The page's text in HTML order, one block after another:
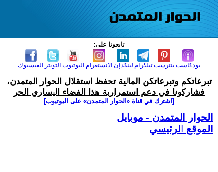
تابعونا على:
الفيسبوك التويتر اليوتيوب الانستغرام لينكدإن تيلكرامبنترست بودكاست
تبرعاتكم وتبرعاتكن المالية تحفظ استقلال الحوار المتمدن،
فشاركونا في دعم استمرارية هذا الفضاء اليساري الحر
[اشترك في قناة ‫«الحوار المتمدن» على اليوتيوب]
الحوار المتمدن - موبايل
الموقع الرئيسي